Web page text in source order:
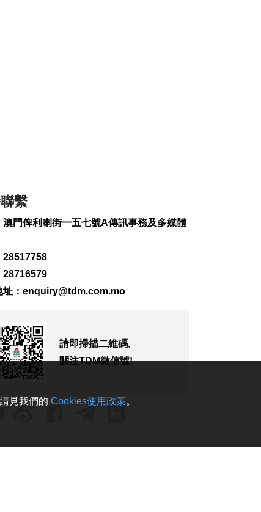
2026-08-07 09:54
2026-08-07 09:51
供應緊張
246
0
生公民權打擊生育旅
繫
澳門俾利喇街一五七號A傳訊事務及多媒體
28517758
28716579
： enquiry@tdm.com.mo
請即掃描二維碼,
關注TDM微信號!
見我們的 Cookies使用政策。